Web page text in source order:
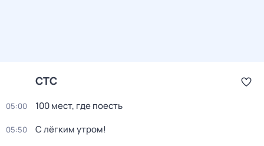
СТС
05:00 100 мест, где поесть
05:50 С лёгким утром!